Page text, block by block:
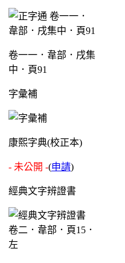
卷一一．韋部．戌集
中．頁91
字彙補
康熙字典(校正本)
- 未公開 -(申請)
經典文字辨證書